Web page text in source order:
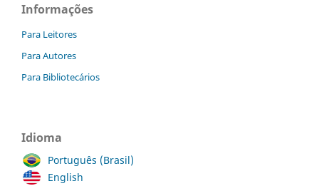
Informações
Para Leitores
Para Autores
Para Bibliotecários
Idioma
Português (Brasil)
English